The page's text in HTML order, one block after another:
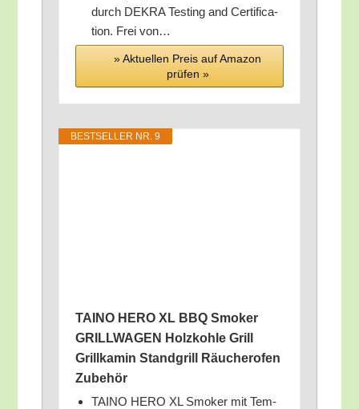
durch DEKRA Test­ing and Cer­ti­fi­ca­
ti­on. Frei von…
» Aktu­el­len Preis auf Ama­zon
prü­fen »
BEST­SEL­LER NR. 9
TAINO HERO XL BBQ Smo­ker
GRILLWAGEN Holz­koh­le Grill
Grill­ka­min Stand­grill Räu­cher­ofen
Zubehör
TAINO HERO XL Smo­ker mit Tem­